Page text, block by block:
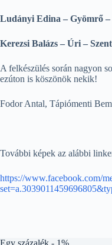
Ludányi Edina – Gyömrő –
Kerezsi Balázs – Úri –
A felkészülés során nagyon
ezúton is köszönök nekik!
Fodor Antal, Tápiómenti
További képek az alábbi
https://www.facebook.com/
Egy százalék - 1%